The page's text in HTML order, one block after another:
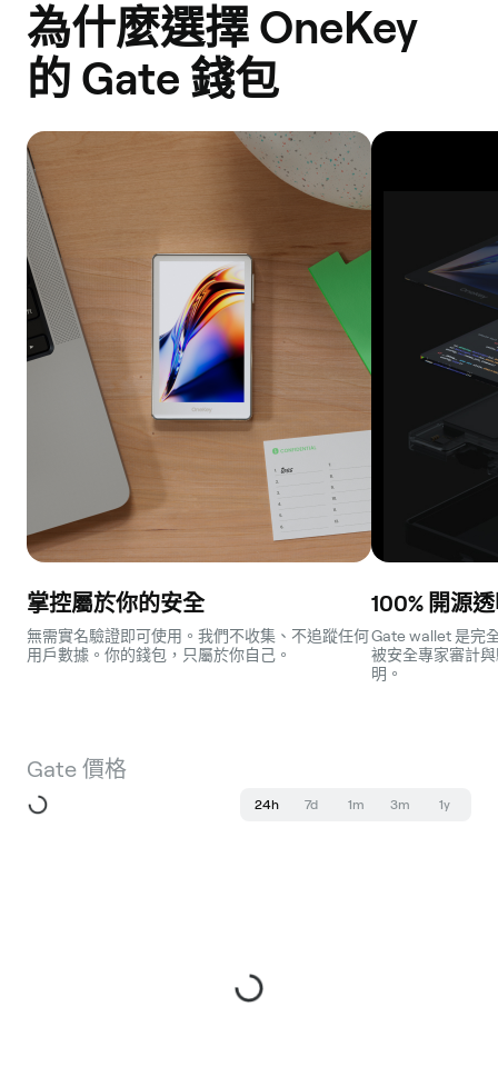
為什麼選擇 OneKey
的 Gate 錢包
掌控屬於你的安全
無需實名驗證即可使用。我們不收集、不追蹤任何
用戶數據。你的錢包，只屬於你自己。
100% 開源
Gate wallet 是完
被安全專家審計
明。
Gate 價格
24h 7d 1m 3m 1y